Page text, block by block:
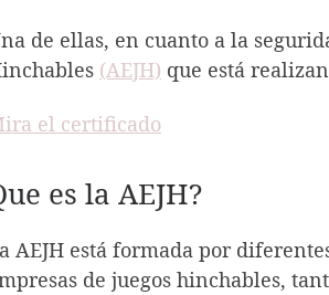
de ellas, en cuanto a la
(AEJH) que está
el certificado
es la AEJH?
AEJH está formada por
de juegos hinchables,